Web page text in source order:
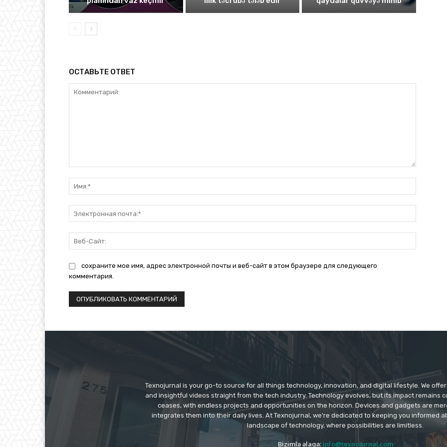
ОСТАВЬТЕ ОТВЕТ
почта:*
Сайт:
сохраните мое имя, адрес электронной почты и веб-сайт в этом браузере для следующего
комментария.
Texnojurnal is your go-to source for all things technology, innovation, and digital lifestyle. We
and insightful videos straight from the tech industry. Technology evolves, but its impact remains
ceases, with endless projects and opportunities on the horizon. Devices and gadgets are
integrates them into their daily lives. At Texnojurnal, we're dedicated to keeping you informed
landscape of technology, where possibilities are limitless.
Bizimlə əlaqə: info@texnojurnal.com